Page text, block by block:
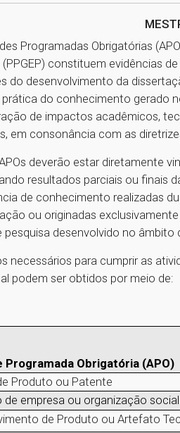
Programadas Obrigatórias
constituem evidências
do desenvolvimento da
do conhecimento gerado
de impactos acadêmicos,
em consonância com as
deverão estar diretamente
resultados parciais ou finais
de conhecimento realizadas
ou originadas
pesquisa desenvolvido no âmbito
necessários para cumprir as
podem ser obtidos por meio de:
Programada Obrigatória (APO)
Produto ou Patente
de empresa ou organização
de Produto ou Artefato